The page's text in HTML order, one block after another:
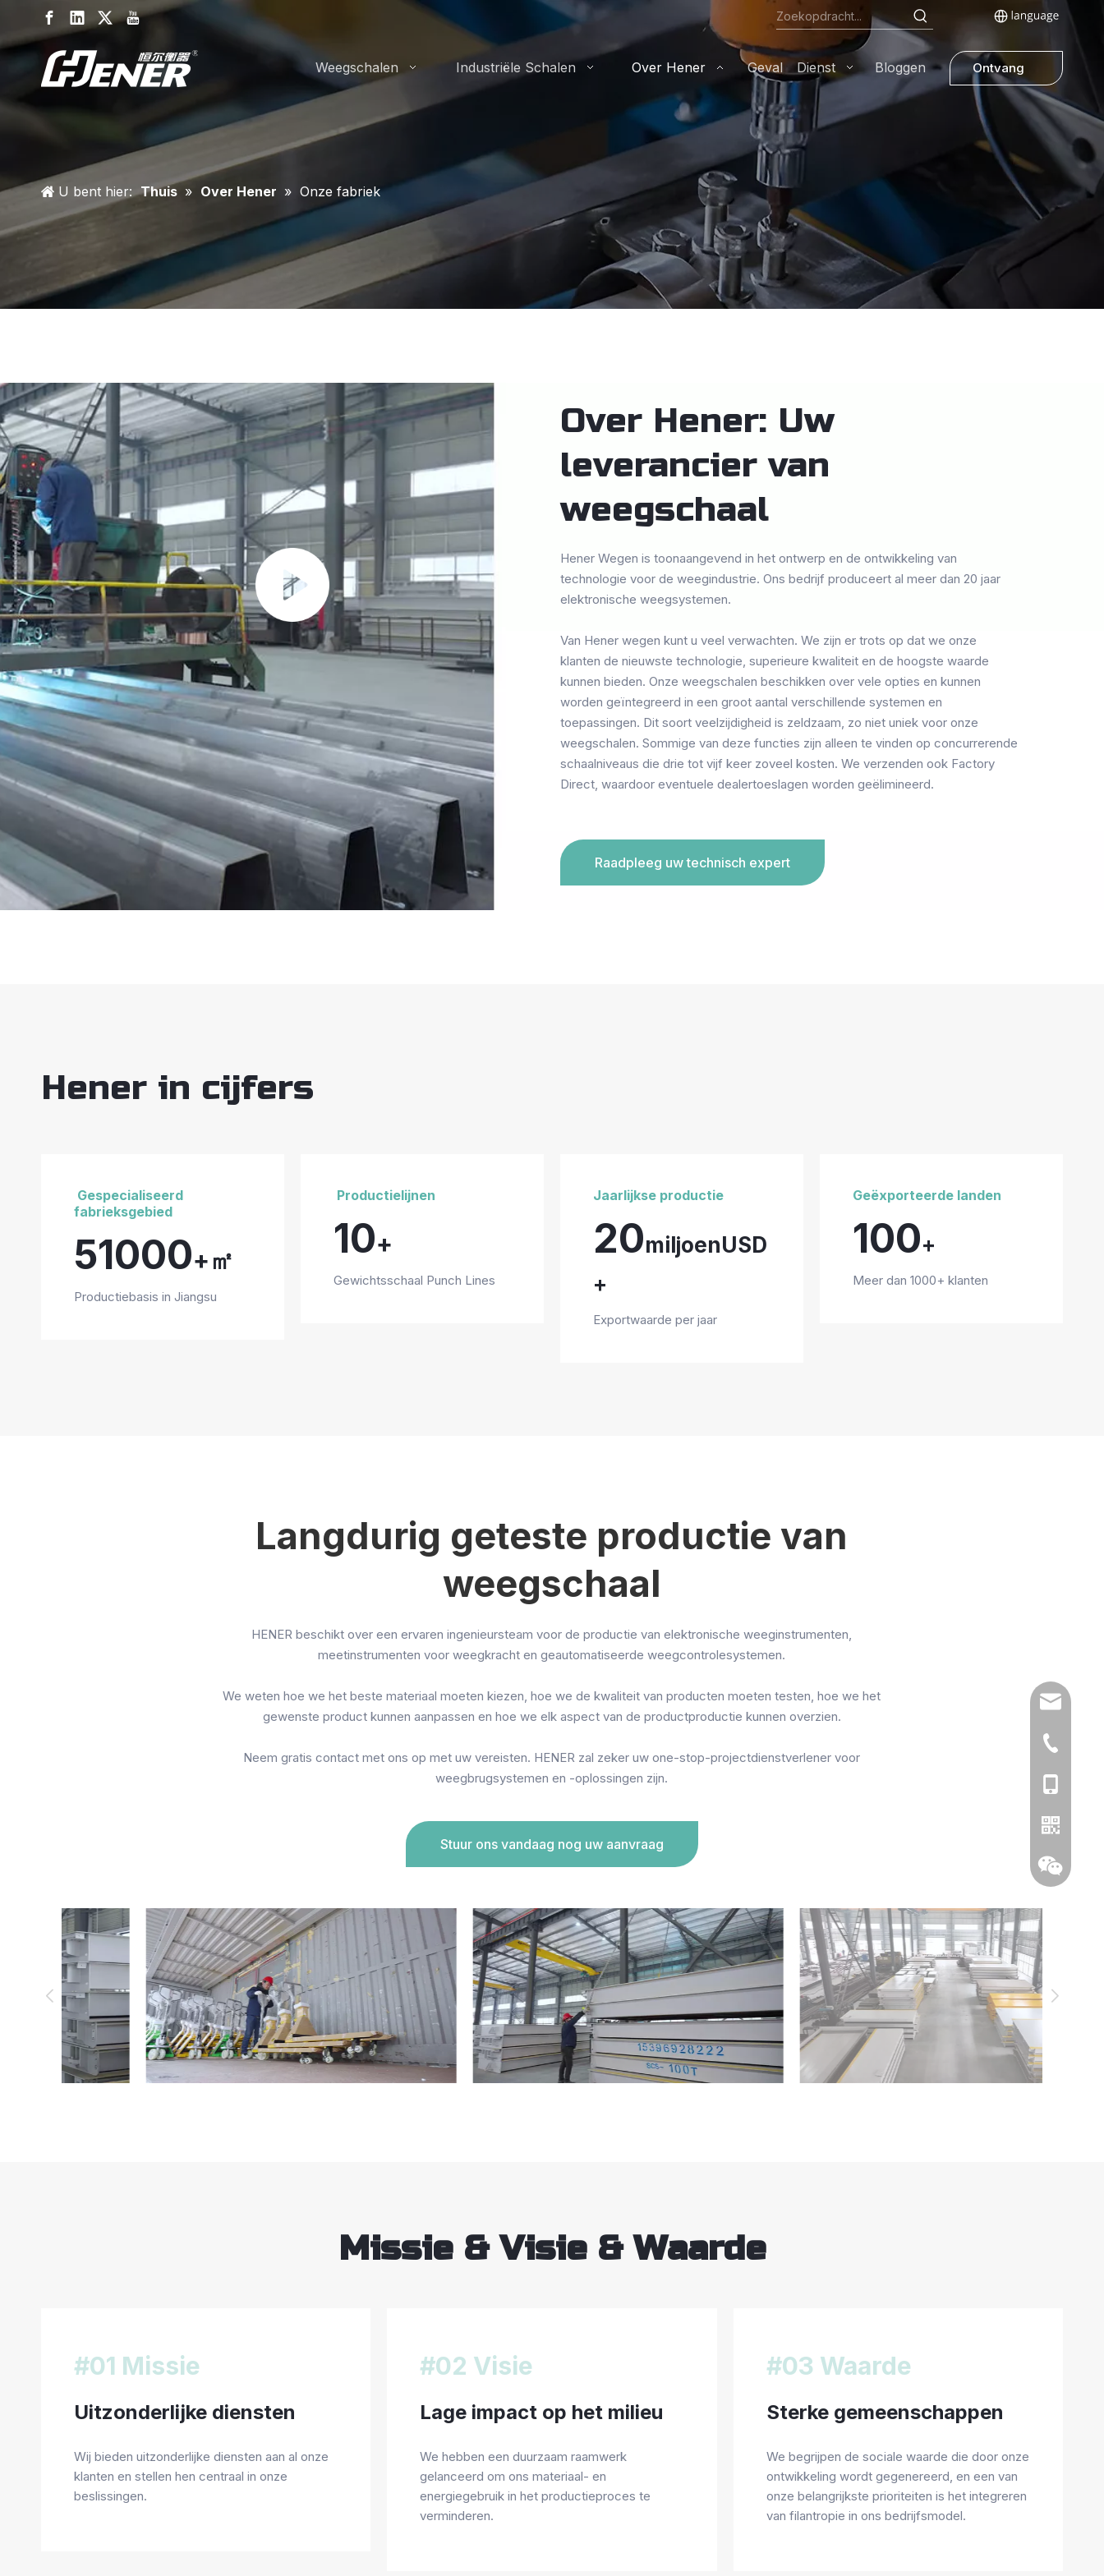
Weegschalen Industriële Schalen Over Hener Geval Dienst Bloggen Ontvang
een offerte
U bent hier: Thuis » Over Hener » Onze fabriek
Over Hener: Uw
leverancier van
weegschaal
Hener Wegen is toonaangevend in het ontwerp en de ontwikkeling van
technologie voor de weegindustrie. Ons bedrijf produceert al meer dan 20 jaar
elektronische weegsystemen.
Van Hener wegen kunt u veel verwachten. We zijn er trots op dat we onze
klanten de nieuwste technologie, superieure kwaliteit en de hoogste waarde
kunnen bieden. Onze weegschalen beschikken over vele opties en kunnen
worden geïntegreerd in een groot aantal verschillende systemen en
toepassingen. Dit soort veelzijdigheid is zeldzaam, zo niet uniek voor onze
weegschalen. Sommige van deze functies zijn alleen te vinden op concurrerende
schaalniveaus die drie tot vijf keer zoveel kosten. We verzenden ook Factory
Direct, waardoor eventuele dealertoeslagen worden geëlimineerd.
Raadpleeg uw technisch expert
Hener in cijfers
Gespecialiseerd
fabrieksgebied
51000+㎡
Productiebasis in Jiangsu
Productielijnen
10+
Gewichtsschaal Punch Lines
Jaarlijkse productie
20miljoenUSD
+
Exportwaarde per jaar
Geëxporteerde landen
100+
Meer dan 1000+ klanten
Langdurig geteste productie van
weegschaal
HENER beschikt over een ervaren ingenieursteam voor de productie van elektronische weeginstrumenten,
meetinstrumenten voor weegkracht en geautomatiseerde weegcontrolesystemen.
We weten hoe we het beste materiaal moeten kiezen, hoe we de kwaliteit van producten moeten testen, hoe we het
gewenste product kunnen aanpassen en hoe we elk aspect van de productproductie kunnen overzien.
Neem gratis contact met ons op met uw vereisten. HENER zal zeker uw one-stop-projectdienstverlener voor
weegbrugsystemen en -oplossingen zijn.
Stuur ons vandaag nog uw aanvraag
Missie & Visie & Waarde
#01 Missie
Uitzonderlijke diensten
Wij bieden uitzonderlijke diensten aan al onze
klanten en stellen hen centraal in onze
beslissingen.
#02 Visie
Lage impact op het milieu
We hebben een duurzaam raamwerk
gelanceerd om ons materiaal- en
energiegebruik in het productieproces te
verminderen.
#03 Waarde
Sterke gemeenschappen
We begrijpen de sociale waarde die door onze
ontwikkeling wordt gegenereerd, en een van
onze belangrijkste prioriteiten is het integreren
van filantropie in ons bedrijfsmodel.
86-519-